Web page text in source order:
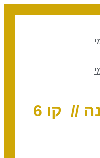
שער 27 – הזנה // קו 6